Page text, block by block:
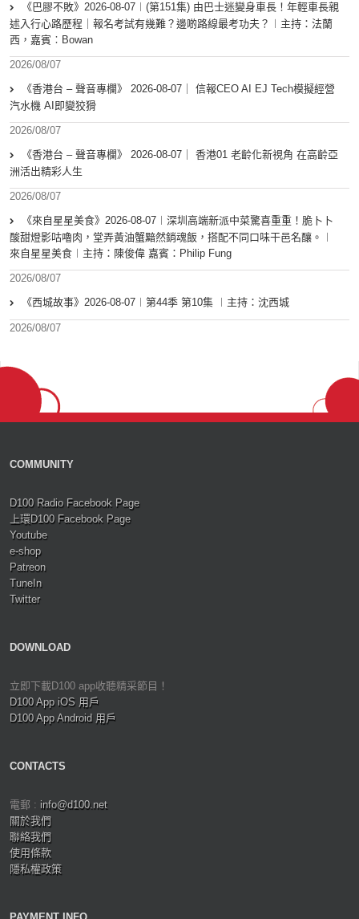
《巴膠不敗》2026-08-07︱(第151集) 由巴士迷變身車長！年輕車長親
述入行心路歷程｜報名考試有幾難？邊啲路線最考功夫？︱主持：法蘭
西，嘉賓︰Bowan
2026/08/07
《香港台 – 聲音專欄》 2026-08-07｜ 信報CEO AI EJ Tech模擬經營
汽水機 AI即變狡猾
2026/08/07
《香港台 – 聲音專欄》 2026-08-07｜ 香港01 老齡化新視角 在高齡亞
洲活出精彩人生
2026/08/07
《來自星星美食》2026-08-07︱深圳高端新派中菜驚喜重重！脆卜卜
酸甜燈影咕嚕肉，堂弄黃油蟹黯然銷魂飯，搭配不同口味干邑名釀。︱
來自星星美食︱主持：陳俊偉 嘉賓：Philip Fung
2026/08/07
《西城故事》2026-08-07︱第44季 第10集 ︱主持：沈西城
2026/08/07
COMMUNITY
D100 Radio Facebook Page
上環D100 Facebook Page
Youtube
e-shop
Patreon
TuneIn
Twitter
DOWNLOAD
立即下載D100 app收聽精采節目！
D100 App iOS 用戶
D100 App Android 用戶
CONTACTS
電郵 : info@d100.net
關於我們
聯絡我們
使用條款
隱私權政策